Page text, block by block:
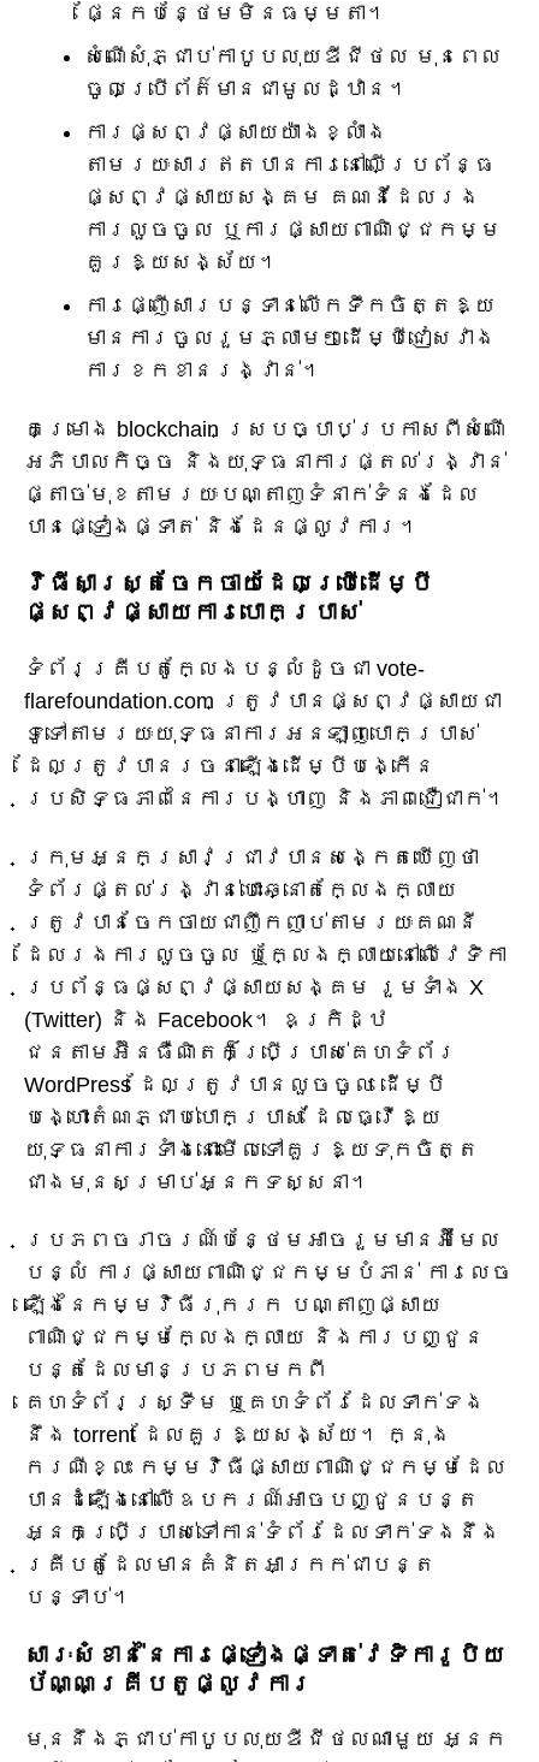
ផ្នែកបន្ថែមមិនធម្មតា។
សំណើសុំភ្ជាប់កាបូបលុយឌីជីថល មុនពេល
ចូលប្រើព័ត៌មានជាមូលដ្ឋាន។
ការផ្សព្វផ្សាយយ៉ាងខ្លាំង
តាមរយៈសារឥតបានការនៅលើប្រព័ន្ធ
ផ្សព្វផ្សាយសង្គម គណនីដែលរង
ការលួចចូល ឬការផ្សាយពាណិជ្ជកម្ម
គួរឱ្យសង្ស័យ។
ការផ្ញើសារបន្ទាន់លើកទឹកចិត្តឱ្យ
មានការចូលរួមភ្លាមៗដើម្បីជៀសវាង
ការខកខានរង្វាន់។
គម្រោង blockchain ស្របច្បាប់ប្រកាសពីសំណើ
អភិបាលកិច្ច និងយុទ្ធនាការផ្តល់រង្វាន់
ផ្តាច់មុខតាមរយៈបណ្តាញទំនាក់ទំនងដែល
បានផ្ទៀងផ្ទាត់ និងដែនផ្លូវការ។
វិធីសាស្ត្រចែកចាយដែលប្រើដើម្បី
ផ្សព្វផ្សាយការបោកប្រាស់
ទំព័រគ្រីបតូក្លែងបន្លំដូចជា vote-
flarefoundation.com ត្រូវបានផ្សព្វផ្សាយជា
ទូទៅតាមរយៈយុទ្ធនាការអនឡាញបោកប្រាស់
ដែលត្រូវបានរចនាឡើងដើម្បីបង្កើន
ប្រសិទ្ធភាពនៃការបង្ហាញ និងភាពជឿជាក់។
ក្រុមអ្នកស្រាវជ្រាវបានសង្កេតឃើញថា
ទំព័រផ្តល់រង្វាន់បោះឆ្នោតក្លែងក្លាយ
ត្រូវបានចែកចាយជាញឹកញាប់តាមរយៈគណនី
ដែលរងការលួចចូល ឬក្លែងក្លាយនៅលើវេទិកា
ប្រព័ន្ធផ្សព្វផ្សាយសង្គម រួមទាំង X
(Twitter) និង Facebook។ ឧក្រិដ្ឋ
ជនតាមអ៊ីនធឺណិតក៏ប្រើប្រាស់គេហទំព័រ
WordPress ដែលត្រូវបានលួចចូល ដើម្បី
បង្ហោះតំណភ្ជាប់បោកប្រាស់ ដែលធ្វើឱ្យ
យុទ្ធនាការទាំងនោះមើលទៅគួរឱ្យទុកចិត្ត
ជាងមុនសម្រាប់អ្នកទស្សនា។
ប្រភពចរាចរណ៍បន្ថែមអាចរួមមានអ៊ីមែល
បន្លំ ការផ្សាយពាណិជ្ជកម្មបំភាន់ ការលេច
ឡើងនៃកម្មវិធីរុករក បណ្តាញផ្សាយ
ពាណិជ្ជកម្មក្លែងក្លាយ និងការបញ្ជូន
បន្តដែលមានប្រភពមកពី
គេហទំព័រស្ទ្រីម ឬគេហទំព័រដែលទាក់ទង
នឹង torrent ដែលគួរឱ្យសង្ស័យ។ ក្នុង
ករណីខ្លះ កម្មវិធីផ្សាយពាណិជ្ជកម្មដែល
បានដំឡើងនៅលើឧបករណ៍អាចបញ្ជូនបន្ត
អ្នកប្រើប្រាស់ទៅកាន់ទំព័រដែលទាក់ទងនឹង
គ្រីបតូដែលមានគំនិតអាក្រក់ជាបន្ត
បន្ទាប់។
សារៈសំខាន់នៃការផ្ទៀងផ្ទាត់វេទិការូបិយ
ប័ណ្ណគ្រីបតូផ្លូវការ
មុន​នឹង​ភ្ជាប់​កាបូប​លុយ​ឌីជីថល​ណាមួយ អ្នក